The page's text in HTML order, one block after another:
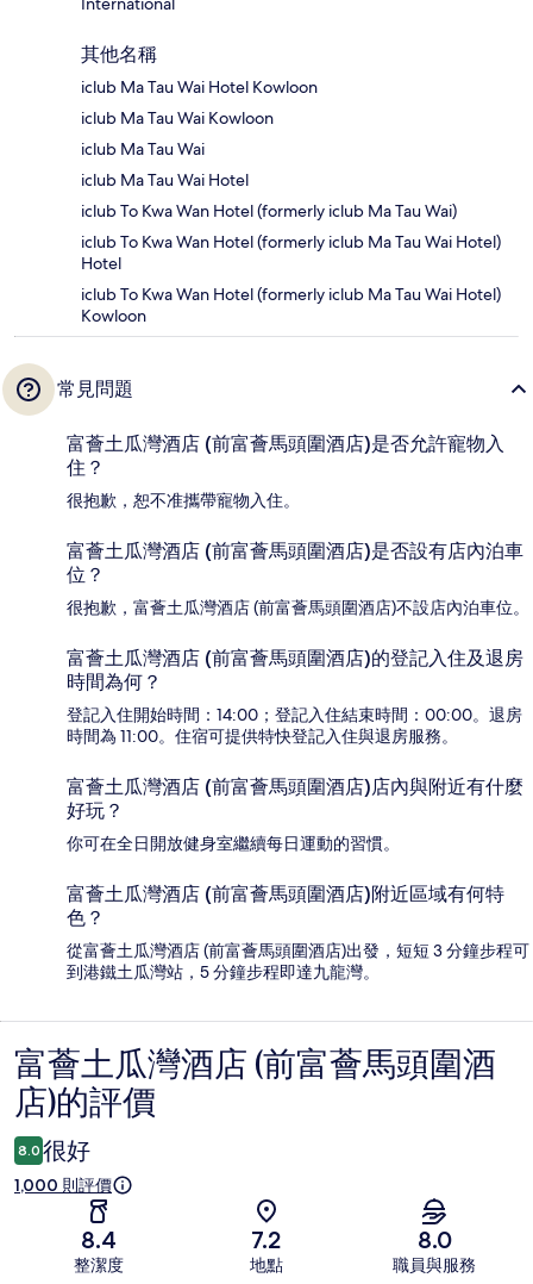
其他名稱
iclub Ma Tau Wai Hotel Kowloon
iclub Ma Tau Wai Kowloon
iclub Ma Tau Wai
iclub Ma Tau Wai Hotel
iclub To Kwa Wan Hotel (formerly iclub Ma Tau Wai)
iclub To Kwa Wan Hotel (formerly iclub Ma Tau Wai Hotel)
Hotel
iclub To Kwa Wan Hotel (formerly iclub Ma Tau Wai Hotel)
Kowloon
常見問題
富薈土瓜灣酒店 (前富薈馬頭圍酒店)是否允許寵物入
住？
很抱歉，恕不准攜帶寵物入住。
富薈土瓜灣酒店 (前富薈馬頭圍酒店)是否設有店內泊車
位？
很抱歉，富薈土瓜灣酒店 (前富薈馬頭圍酒店)不設店內泊車位。
富薈土瓜灣酒店 (前富薈馬頭圍酒店)的登記入住及退房
時間為何？
登記入住開始時間：14:00；登記入住結束時間：00:00。退房
時間為 11:00。住宿可提供特快登記入住與退房服務。
富薈土瓜灣酒店 (前富薈馬頭圍酒店)店內與附近有什麼
好玩？
你可在全日開放健身室繼續每日運動的習慣。
富薈土瓜灣酒店 (前富薈馬頭圍酒店)附近區域有何特
色？
從富薈土瓜灣酒店 (前富薈馬頭圍酒店)出發，短短 3 分鐘步程可
到港鐵土瓜灣站，5 分鐘步程即達九龍灣。
評
價
富薈土瓜灣酒店 (前富薈馬頭圍酒
店)的評價
8.0 很好
1,000 則評價
8.4
整潔度
7.2
地點
8.0
職員與服務